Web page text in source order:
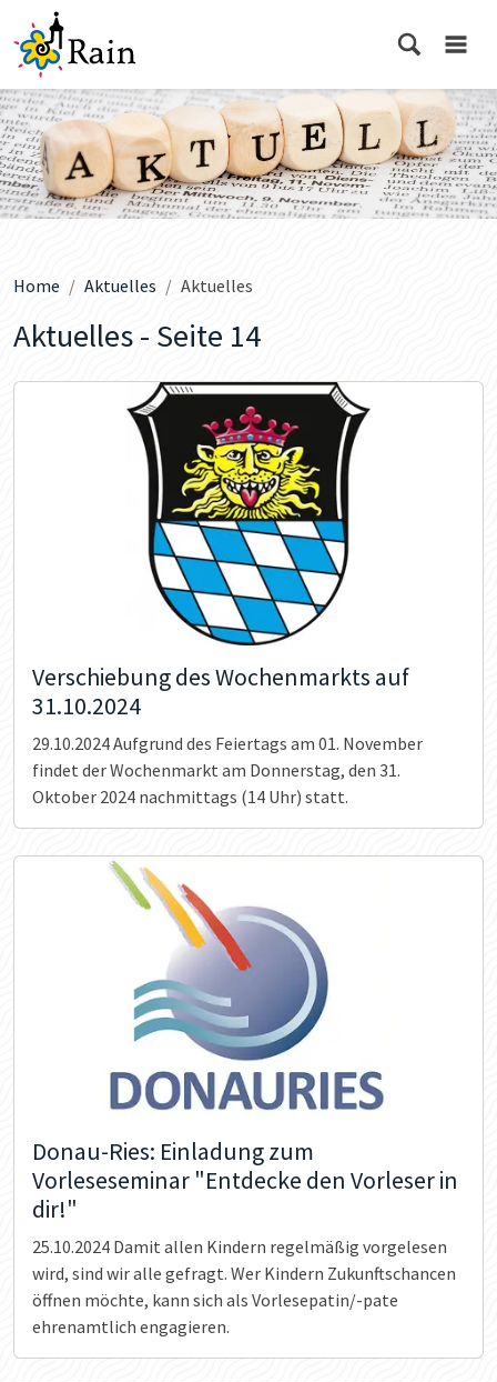
Home Aktuelles Aktuelles
Aktuelles - Seite 14
Verschiebung des Wochenmarkts auf
31.10.2024
29.10.2024Aufgrund des Feiertags am 01. November
findet der Wochenmarkt am Donnerstag, den 31.
Oktober 2024 nachmittags (14 Uhr) statt.
Donau-Ries: Einladung zum
Vorleseseminar "Entdecke den Vorleser in
dir!"
25.10.2024 Damit allen Kindern regelmäßig vorgelesen
wird, sind wir alle gefragt. Wer Kindern Zukunftschancen
öffnen möchte, kann sich als Vorlesepatin/-pate
ehrenamtlich engagieren.